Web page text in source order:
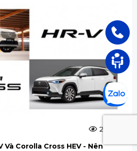
2.5m
Và Corolla Cross HEV - Nên